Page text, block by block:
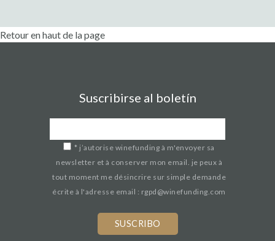
Retour en haut de la page
Suscribirse al boletín
* j’autorise winefunding à m'envoyer sa
newsletter et à conserver mon email. je peux à
tout moment me désincrire sur simple demande
écrite à l'adresse email : rgpd@winefunding.com